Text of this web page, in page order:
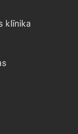
klīnika